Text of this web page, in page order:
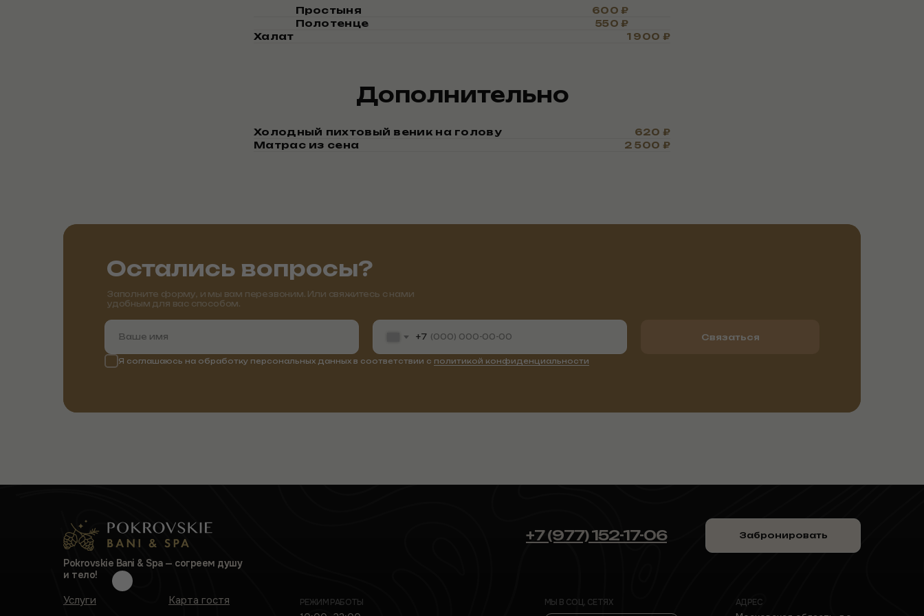
Простыня 600 ₽
Полотенце 550 ₽
Халат 1 900 ₽
Дополнительно
Холодный пихтовый веник на голову 620 ₽
Матрас из сена 2 500 ₽
Остались вопросы?
+7
Я соглашаюсь на обработку персональных данных в соответствии с политикой конфиденциальности
Связаться
Заполните форму, и мы вам перезвоним. Или свяжитесь с нами
удобным для вас способом.
РЕЖИМ РАБОТЫ МЫ В СОЦ, СЕТЯХ АДРЕС
Забронировать
+7 (977) 152-17-06
Карта гостя
Услуги
Pokrovskie Bani & Spa — cогреем душу
и тело!